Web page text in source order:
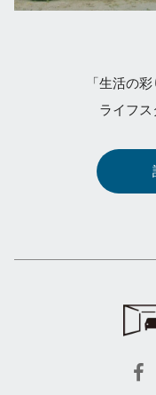
「生活の
ライフス